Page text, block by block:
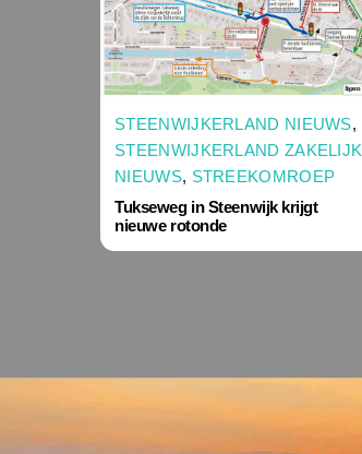
STEENWIJKERLAND NIEUWS,
STEENWIJKERLAND ZAKELIJK
NIEUWS, STREEKOMROEP
Tukseweg in Steenwijk krijgt
nieuwe rotonde